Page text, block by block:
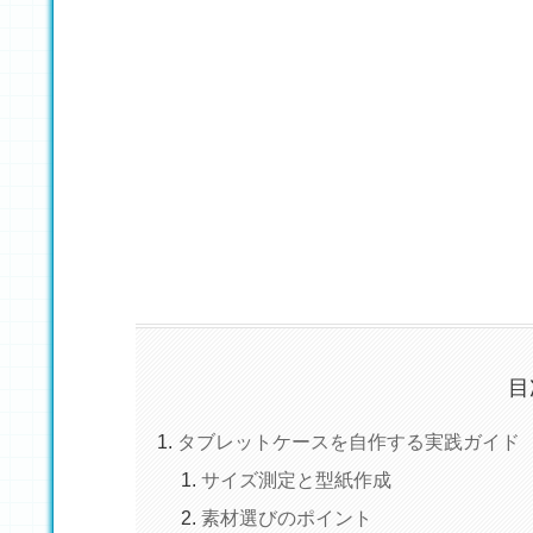
タブレットケースを自作する実践ガイド
サイズ測定と型紙作成
素材選びのポイント